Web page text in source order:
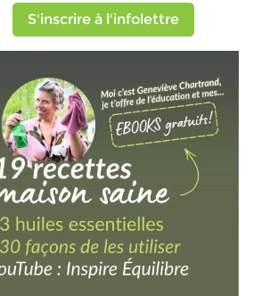
S'inscrire à l'infolettre